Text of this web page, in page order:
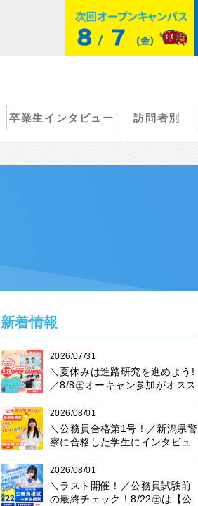
卒業生インタビュー 訪問者別
新着情報
2026/07/31
＼夏休みは進路研究を進めよう!
／8/8㊏オーキャン参加がオスス
メ♪プレゼント抽選会も開催中！
2026/08/01
＼公務員合格第1号！／新潟県警
察に合格した学生にインタビュ
ー！
2026/08/01
＼ラスト開催！／公務員試験前
の最終チェック！8/22㊏は【公